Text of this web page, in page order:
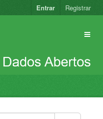
Entrar Registrar